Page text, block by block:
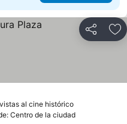
Compartir
al cine históricoVer precios
Centro de la ciudad